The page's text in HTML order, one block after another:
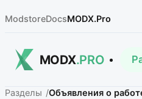
ModstoreDocsMODX.Pro
MODX.PRO
Разделы Объявления о